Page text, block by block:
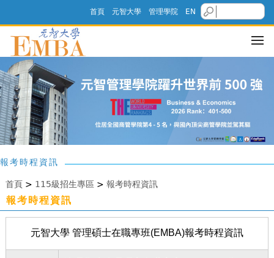
首頁 元智大學 管理學院 EN
報考時程資訊
首頁> 115級招生專區> 報考時程資訊
報考時程資訊
元智大學 管理碩士在職專班(EMBA)報考時程資訊